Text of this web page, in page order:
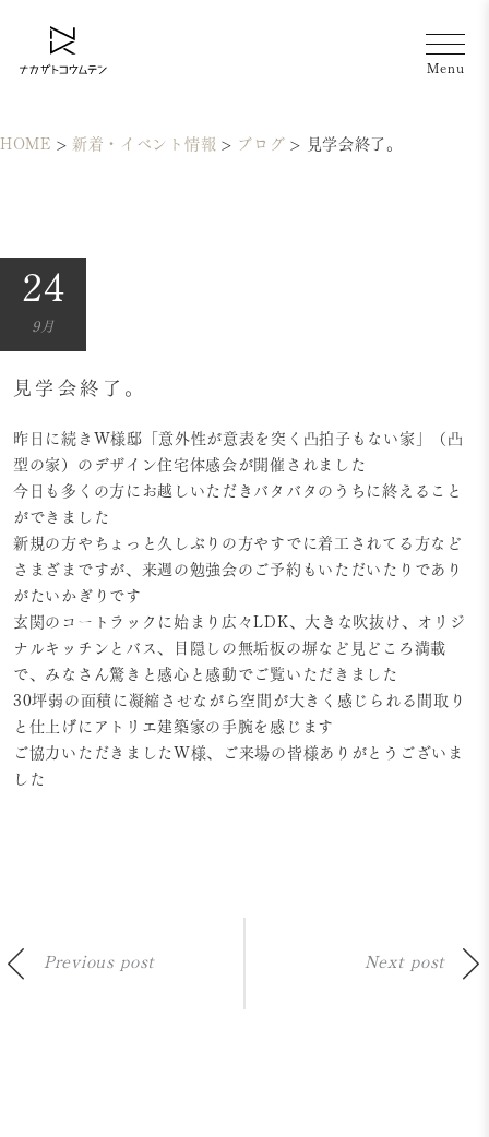
HOME > 新着・イベント情報 > ブログ > 見学会終了。
24
9月
見学会終了。
昨日に続きW様邸「意外性が意表を突く凸拍子もない家」（凸
型の家）のデザイン住宅体感会が開催されました
今日も多くの方にお越しいただきバタバタのうちに終えること
ができました
新規の方やちょっと久しぶりの方やすでに着工されてる方など
さまざまですが、来週の勉強会のご予約もいただいたりであり
がたいかぎりです
玄関のコートラックに始まり広々LDK、大きな吹抜け、オリジ
ナルキッチンとバス、目隠しの無垢板の塀など見どころ満載
で、みなさん驚きと感心と感動でご覧いただきました
30坪弱の面積に凝縮させながら空間が大きく感じられる間取り
と仕上げにアトリエ建築家の手腕を感じます
ご協力いただきましたW様、ご来場の皆様ありがとうございま
した
Previous post Next post